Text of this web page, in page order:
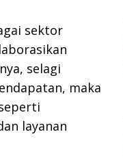
sektor
selagi
maka
layanan